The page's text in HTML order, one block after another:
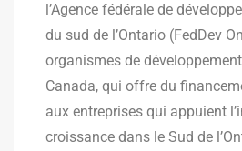
l’Agence fédérale de
du sud de l’Ontario (FedDev
organismes de
Canada, qui offre du
aux entreprises qui appuient
croissance dans le Sud de